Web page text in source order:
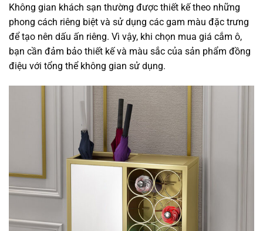
Không gian khách sạn thường được thiết kế theo những
phong cách riêng biệt và sử dụng các gam màu đặc trưng
để tạo nên dấu ấn riêng. Vì vậy, khi chọn mua giá cắm ô,
bạn cần đảm bảo thiết kế và màu sắc của sản phẩm đồng
điệu với tổng thể không gian sử dụng.